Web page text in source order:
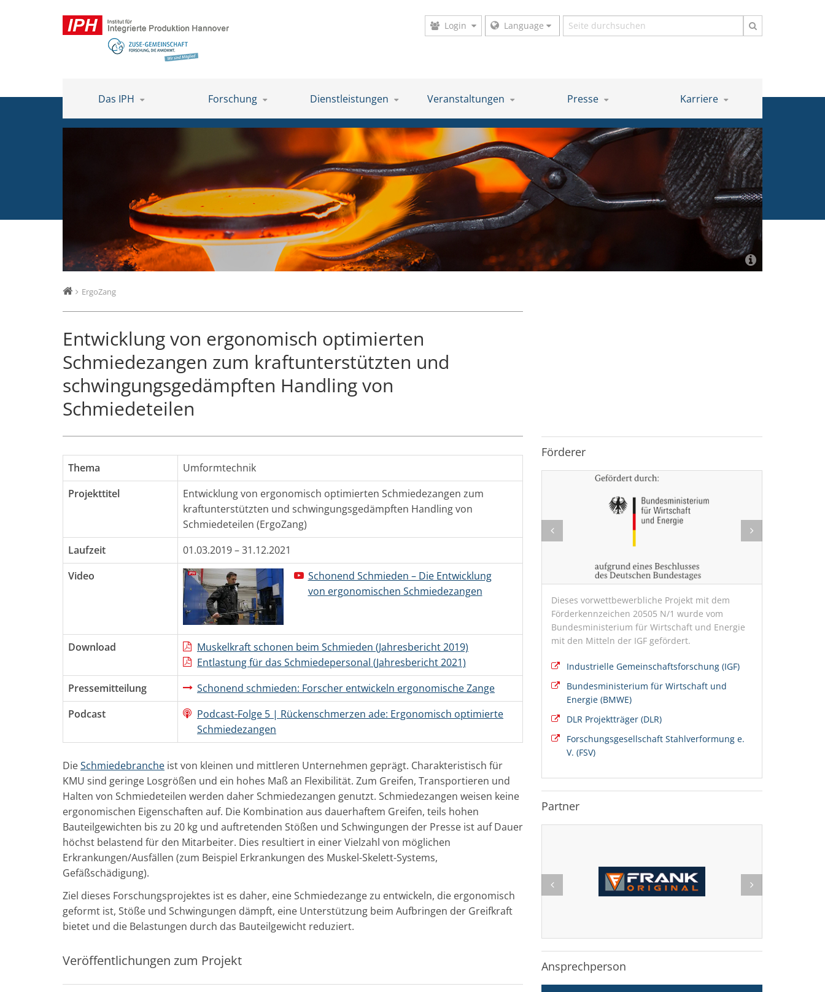
Login Language Suchbegriff
Das IPH Forschung Dienstleistungen Veranstaltungen Presse Karriere
ErgoZang
Entwicklung von ergonomisch optimierten
Schmiedezangen zum kraftunterstützten und
schwingungsgedämpften Handling von
Schmiedeteilen
Thema
Umformtechnik
Projekttitel
Entwicklung von ergonomisch optimierten Schmiedezangen zum
kraftunterstützten und schwingungsgedämpften Handling von
Schmiedeteilen (ErgoZang)
Laufzeit
01.03.2019 – 31.12.2021
Video
Schonend Schmieden – Die Entwicklung
von ergonomischen Schmiedezangen
Download
Muskelkraft schonen beim Schmieden (Jahresbericht 2019)
Entlastung für das Schmiedepersonal (Jahresbericht 2021)
Pressemitteilung
Schonend schmieden: Forscher entwickeln ergonomische Zange
Podcast
Podcast-Folge 5 | Rückenschmerzen ade: Ergonomisch optimierte
Schmiedezangen
DieSchmiedebranche ist von kleinen und mittleren Unternehmen geprägt. Charakteristisch für
KMU sind geringe Losgrößen und ein hohes Maß an Flexibilität. Zum Greifen, Transportieren und
Halten von Schmiedeteilen werden daher Schmiedezangen genutzt. Schmiedezangen weisen keine
ergonomischen Eigenschaften auf. Die Kombination aus dauerhaftem Greifen, teils hohen
Bauteilgewichten bis zu 20 kg und auftretenden Stößen und Schwingungen der Presse ist auf Dauer
höchst belastend für den Mitarbeiter. Dies resultiert in einer Vielzahl von möglichen
Erkrankungen/Ausfällen (zum Beispiel Erkrankungen des Muskel-Skelett-Systems,
Gefäßschädigung).
Ziel dieses Forschungsprojektes ist es daher, eine Schmiedezange zu entwickeln, die ergonomisch
geformt ist, Stöße und Schwingungen dämpft, eine Unterstützung beim Aufbringen der Greifkraft
bietet und die Belastungen durch das Bauteilgewicht reduziert.
Veröffentlichungen zum Projekt
Förderer
Dieses vorwettbewerbliche Projekt mit dem
Förderkennzeichen 20505 N/1 wurde vom
Bundesministerium für Wirtschaft und Energie
mit den Mitteln der IGF gefördert.
Industrielle Gemeinschaftsforschung (IGF)
Bundesministerium für Wirtschaft und
Energie (BMWE)
DLR Projektträger (DLR)
Forschungsgesellschaft Stahlverformung e.
V. (FSV)
Partner
Ansprechperson